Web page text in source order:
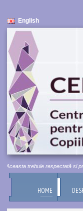
English
trebuie respectată si
HOME